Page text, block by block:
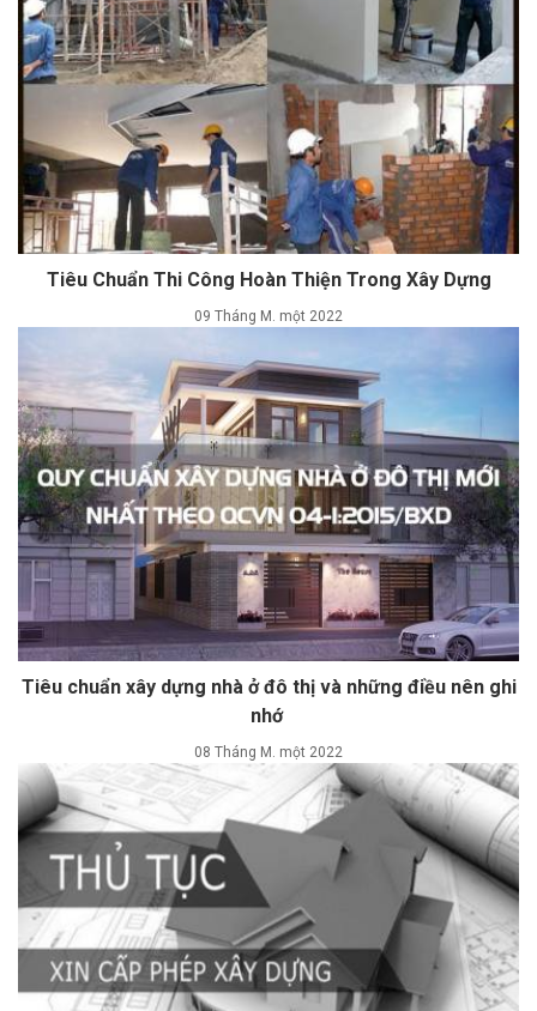
Tiêu Chuẩn Thi Công Hoàn Thiện Trong Xây Dựng
09 Tháng M. một 2022
Tiêu chuẩn xây dựng nhà ở đô thị và những điều nên ghi
nhớ
08 Tháng M. một 2022